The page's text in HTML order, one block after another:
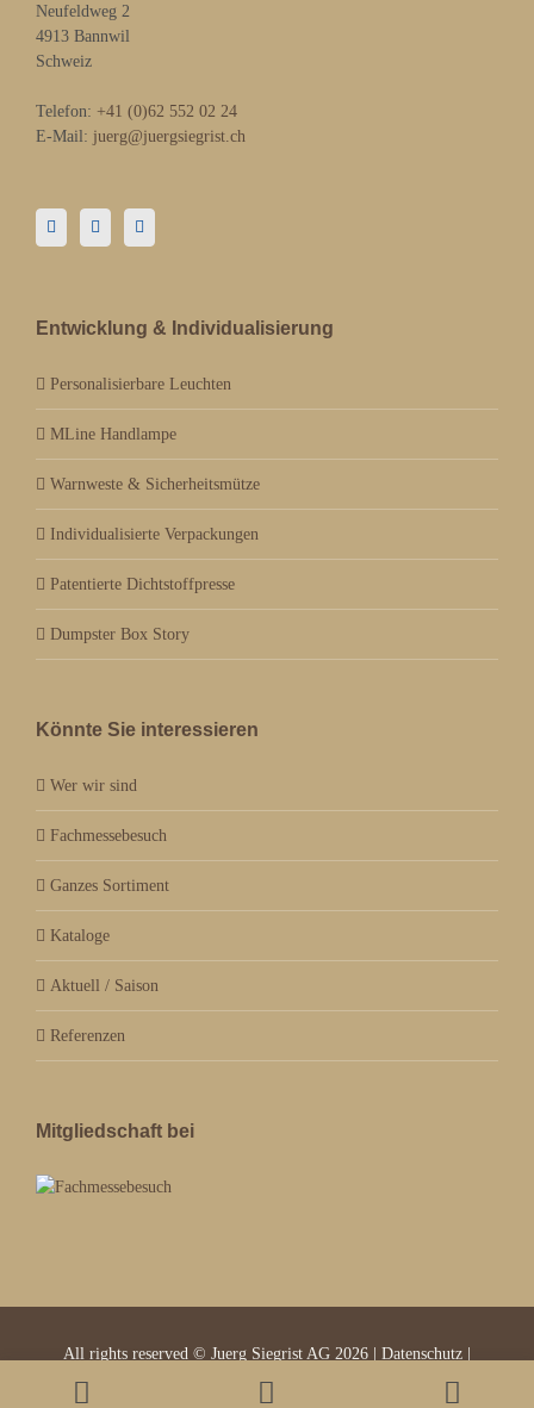
Neufeldweg 2
4913 Bannwil
Schweiz
Telefon: +41 (0)62 552 02 24
E-Mail: juerg@juergsiegrist.ch
Entwicklung & Individualisierung
Personalisierbare Leuchten
MLine Handlampe
Warnweste & Sicherheitsmütze
Individualisierte Verpackungen
Patentierte Dichtstoffpresse
Dumpster Box Story
Könnte Sie interessieren
Wer wir sind
Fachmessebesuch
Ganzes Sortiment
Kataloge
Aktuell / Saison
Referenzen
Mitgliedschaft bei
All rights reserved © Juerg Siegrist AG 2026 | Datenschutz
Impressum